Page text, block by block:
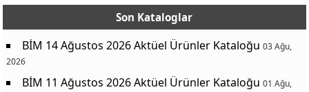
Son Kataloglar
BİM 14 Ağustos 2026 Aktüel Ürünler Kataloğu 03 Ağu,
2026
BİM 11 Ağustos 2026 Aktüel Ürünler Kataloğu 01 Ağu,